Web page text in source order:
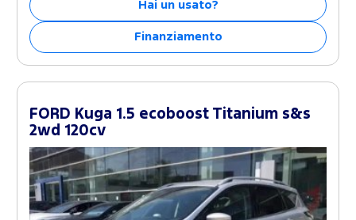
Hai un usato?
Finanziamento
FORD Kuga 1.5 ecoboost Titanium s&s
2wd 120cv